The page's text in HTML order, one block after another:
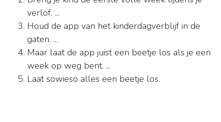
verlof. ...
Houd de app van het kinderdagverblijf in de
gaten. ...
Maar laat de app juist een beetje los als je een
week op weg bent. ...
Laat sowieso alles een beetje los.